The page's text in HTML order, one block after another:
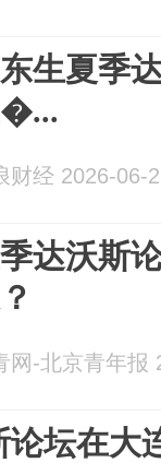
生夏季
财经 2026-06-
达沃斯
网-北京青年报
坛在大